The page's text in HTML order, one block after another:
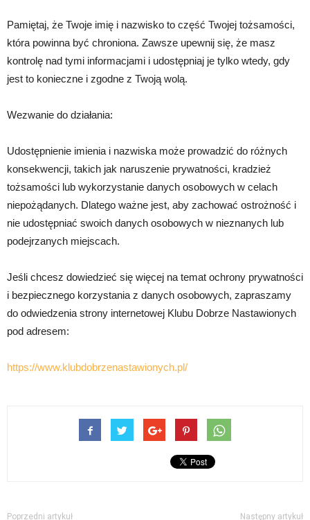
Pamiętaj, że Twoje imię i nazwisko to część Twojej tożsamości,
która powinna być chroniona. Zawsze upewnij się, że masz
kontrolę nad tymi informacjami i udostępniaj je tylko wtedy, gdy
jest to konieczne i zgodne z Twoją wolą.
Wezwanie do działania:
Udostępnienie imienia i nazwiska może prowadzić do różnych
konsekwencji, takich jak naruszenie prywatności, kradzież
tożsamości lub wykorzystanie danych osobowych w celach
niepożądanych. Dlatego ważne jest, aby zachować ostrożność i
nie udostępniać swoich danych osobowych w nieznanych lub
podejrzanych miejscach.
Jeśli chcesz dowiedzieć się więcej na temat ochrony prywatności
i bezpiecznego korzystania z danych osobowych, zapraszamy
do odwiedzenia strony internetowej Klubu Dobrze Nastawionych
pod adresem:
https://www.klubdobrzenastawionych.pl/
Poprzedni artykuł Następny artykuł